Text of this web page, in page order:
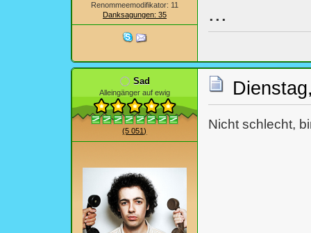
Renommeemodifikator: 11
Danksagungen: 35
...
Sad
Alleingänger auf ewig
(5 051) Nicht schlecht,